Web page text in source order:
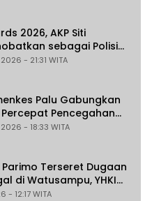
2026, AKP Siti
sebagai Polisi
dan Anak
- 21:31 WITA
Palu Gabungkan
Pencegahan
- 18:33 WITA
Terseret Dugaan
di Watusampu, YHKI
Tingkatkan
- 12:17 WITA